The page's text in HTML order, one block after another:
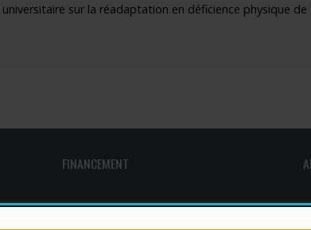
sur la réadaptation en déficience physique
FINANCEMENT